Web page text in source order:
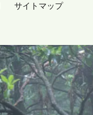
サイトマップ